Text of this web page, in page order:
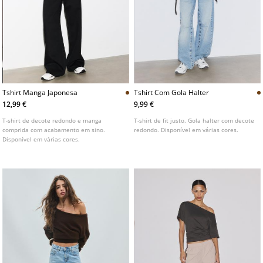
Tshirt Manga Japonesa
12,99 €
T-shirt de decote redondo e manga
comprida com acabamento em sino.
Disponível em várias cores.
Tshirt Com Gola Halter
9,99 €
T-shirt de fit justo. Gola halter com decote
redondo. Disponível em várias cores.